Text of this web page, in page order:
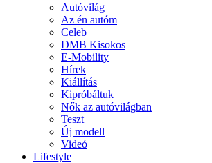
Autóvilág
Az én autóm
Celeb
DMB Kisokos
E-Mobility
Hírek
Kiállítás
Kipróbáltuk
Nők az autóvilágban
Teszt
Új modell
Videó
Lifestyle